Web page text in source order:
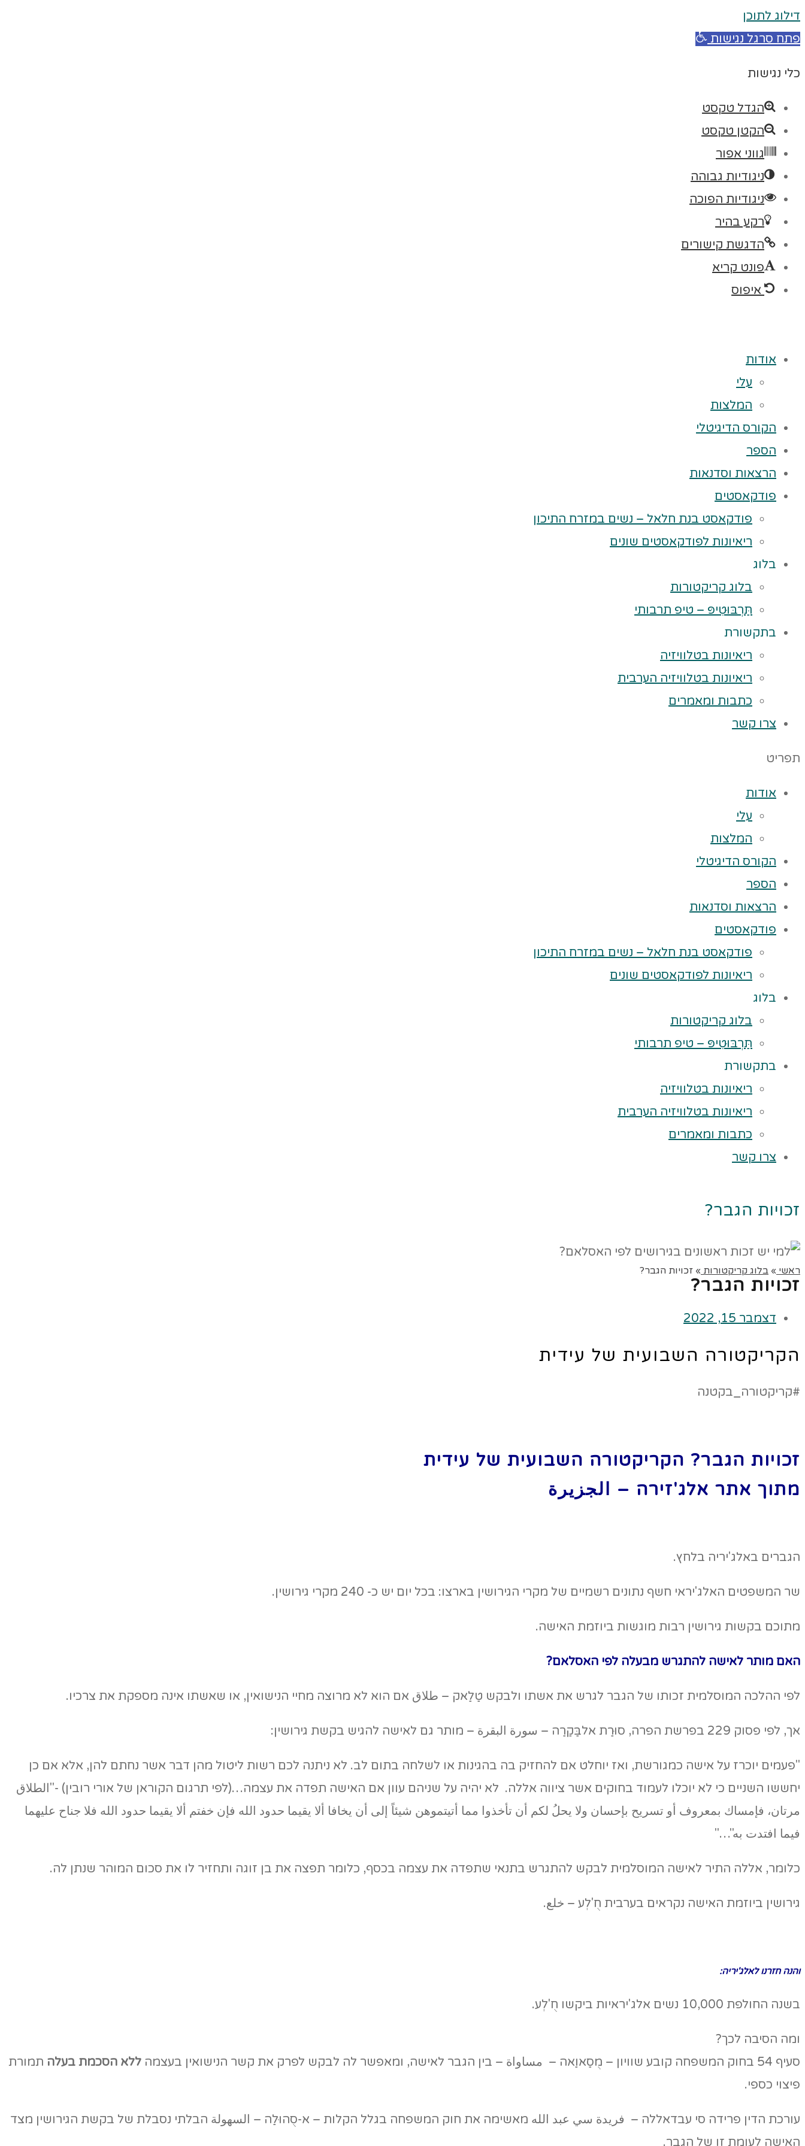
דילוג לתוכן
פתח סרגל נגישות
כלי נגישות
הגדל טקסט
הקטן טקסט
גווני אפור
ניגודיות גבוהה
ניגודיות הפוכה
רקע בהיר
הדגשת קישורים
פונט קריא
איפוס
אודות
עלי
המלצות
הקורס הדיגיטלי
הספר
הרצאות וסדנאות
פודקאסטים
פודקאסט בנת חלאל – נשים במזרח התיכון
ריאיונות לפודקאסטים שונים
בלוג
בלוג קריקטורות
תַּרְבּוּטִיפּ – טיפ תרבותי
בתקשורת
ריאיונות בטלוויזיה
ריאיונות בטלוויזיה הערבית
כתבות ומאמרים
צרו קשר
תפריט
אודות
עלי
המלצות
הקורס הדיגיטלי
הספר
הרצאות וסדנאות
פודקאסטים
פודקאסט בנת חלאל – נשים במזרח התיכון
ריאיונות לפודקאסטים שונים
בלוג
בלוג קריקטורות
תַּרְבּוּטִיפּ – טיפ תרבותי
בתקשורת
ריאיונות בטלוויזיה
ריאיונות בטלוויזיה הערבית
כתבות ומאמרים
צרו קשר
זכויות הגבר?
ראשי » בלוג קריקטורות » זכויות הגבר?
זכויות הגבר?
דצמבר 15, 2022
הקריקטורה השבועית של עידית
#קריקטורה_בקטנה
זכויות הגבר? הקריקטורה השבועית של עידית
מתוך אתר אלג'זירה – الجزيرة
הגברים באלג'יריה בלחץ.
שר המשפטים האלג'יראי חשף נתונים רשמיים של מקרי הגירושין בארצו: בכל יום יש כ- 240 מקרי גירושין.
מתוכם בקשות גירושין רבות מוגשות ביוזמת האישה.
האם מותר לאישה להתגרש מבעלה לפי האסלאם?
לפי ההלכה המוסלמית זכותו של הגבר לגרש את אשתו ולבקש טַלַאק – طلاق אם הוא לא מרוצה מחיי הנישואין, או שאשתו אינה מספקת את צרכיו.
אך, לפי פסוק 229 בפרשת הפרה, סוּרַת אלבַּקַרַה – سورة البقرة – מותר גם לאישה להגיש בקשת גירושין:
"פעמים יוכרז על אישה כמגורשת, ואז יוחלט אם להחזיק בה בהגינות או לשלחה בתום לב. לא ניתנה לכם רשות ליטול מהן דבר אשר נחתם להן, אלא אם כן
יחששו השניים כי לא יוכלו לעמוד בחוקים אשר ציווה אללה. לא יהיה על שניהם עוון אם האישה תפדה את עצמה…(לפי תרגום הקוראן של אורי רובין) -"الطلاق
مرتان، فإمساك بمعروف أو تسريح بإحسان ولا يحلُ لكم أن تأخذوا مما أتيتموهن شيئاً إلى أن يخافا ألا يقيما حدود الله فإن خفتم ألا يقيما حدود الله فلا جناح عليهما
فيما افتدت به"…"
כלומר, אללה התיר לאישה המוסלמית לבקש להתגרש בתנאי שתפדה את עצמה בכסף, כלומר תפצה את בן זוגה ותחזיר לו את סכום המוהר שנתן לה.
גירושין ביוזמת האישה נקראים בערבית חֻ'לְע – خلع.
והנהחזרנו לאלג'יריה:
בשנה החולפת 10,000 נשים אלג'יראיות ביקשו חֻ'לְע.
ומה הסיבה לכך?
סעיף 54 בחוק המשפחה קובע שוויון – מֻסַאוַאה – مساواة – בין הגבר לאישה, ומאפשר לה לבקש לפרק את קשר הנישואין בעצמה
ללא הסכמת בעלה תמורת
פיצוי כספי.
עורכת הדין פרידה סי עבדאללה – فريدة سي عبد الله מאשימה את חוק המשפחה בגלל הקלות – א-סֻהוּלַה – السهولة הבלתי נסבלת של בקשת הגירושין מצד
האישה לעומת זו של הגבר.